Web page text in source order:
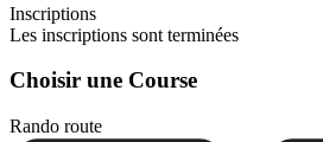
Inscriptions
Les inscriptions sont terminées
Choisir une Course
Rando route